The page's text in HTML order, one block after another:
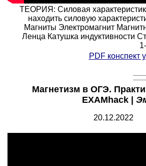
ТЕОРИЯ: Силовая
находить силовую
Магниты Электромагнит
Ленца Катушка
PDF конспект
Магнетизм в ОГЭ.
EXAMhack |
20.12.2022